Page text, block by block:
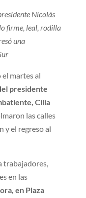
Nicolás
firme, leal, rodilla
una
martes al
presidente
Cilia
las calles
y el regreso al
trabajadores,
en las
en Plaza